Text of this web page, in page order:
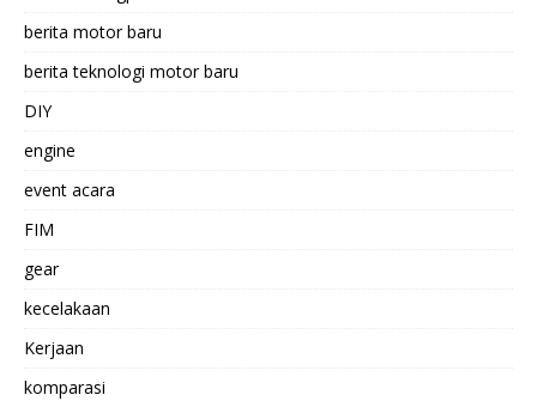
berita motor baru
berita teknologi motor baru
DIY
engine
event acara
FIM
gear
kecelakaan
Kerjaan
komparasi